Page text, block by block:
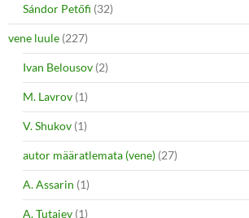
Sándor Petőfi (32)
vene luule (227)
Ivan Belousov (2)
M. Lavrov (1)
V. Shukov (1)
autor määratlemata (vene) (27)
A. Assarin (1)
A. Tutajev (1)